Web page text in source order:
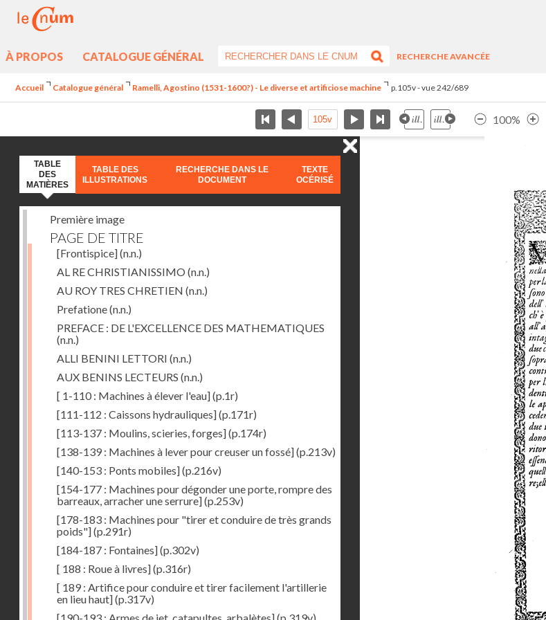
À PROPOS CATALOGUE GÉNÉRAL
RECHERCHE AVANCÉE
Accueil Catalogue général Ramelli, Agostino (1531-1600?) - Le diverse et artificiose machine p.105v - vue 242/689
100%
TABLE
DES
MATIÈRES
TABLE DES
ILLUSTRATIONS
RECHERCHE DANS LE
DOCUMENT
TEXTE
OCÉRISÉ
Première image
PAGE DE TITRE
[Frontispice](n.n.)
AL RE CHRISTIANISSIMO (n.n.)
AU ROY TRES CHRETIEN (n.n.)
Prefatione(n.n.)
PREFACE : DE L'EXCELLENCE DES MATHEMATIQUES
(n.n.)
ALLI BENINI LETTORI (n.n.)
AUX BENINS LECTEURS (n.n.)
[ 1-110 : Machines à élever l'eau](p.1r)
[111-112 : Caissons hydrauliques](p.171r)
[113-137 : Moulins, scieries, forges](p.174r)
[138-139 : Machines à lever pour creuser un fossé](p.213v)
[140-153 : Ponts mobiles](p.216v)
[154-177 : Machines pour dégonder une porte, rompre des
barreaux, arracher une serrure](p.253v)
[178-183 : Machines pour "tirer et conduire de très grands
poids"](p.291r)
[184-187 : Fontaines](p.302v)
[ 188 : Roue à livres](p.316r)
[ 189 : Artifice pour conduire et tirer facilement l'artillerie
en lieu haut](p.317v)